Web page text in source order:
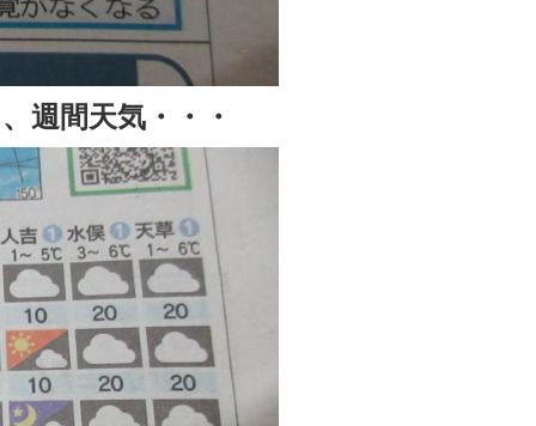
週間天気・・・